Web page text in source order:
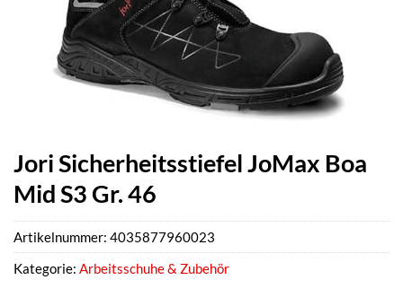
Jori Sicherheitsstiefel JoMax Boa
Mid S3 Gr. 46
Artikelnummer: 4035877960023
Kategorie: Arbeitsschuhe & Zubehör